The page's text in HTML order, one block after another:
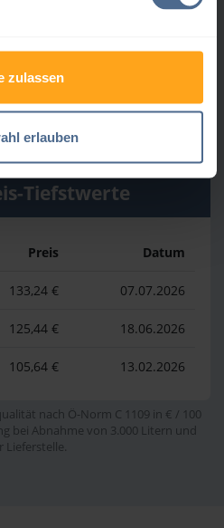
zulassen
erlauben
160,84 €
185,44 € 03.04.2026
Tiefstwerte
Preis Datum
133,24 € 07.07.2026
125,44 € 18.06.2026
105,64 € 13.02.2026
nach Ö-Norm C 1109 in € / 100
bei Abnahme von 3.000 Litern und
Lieferstelle.